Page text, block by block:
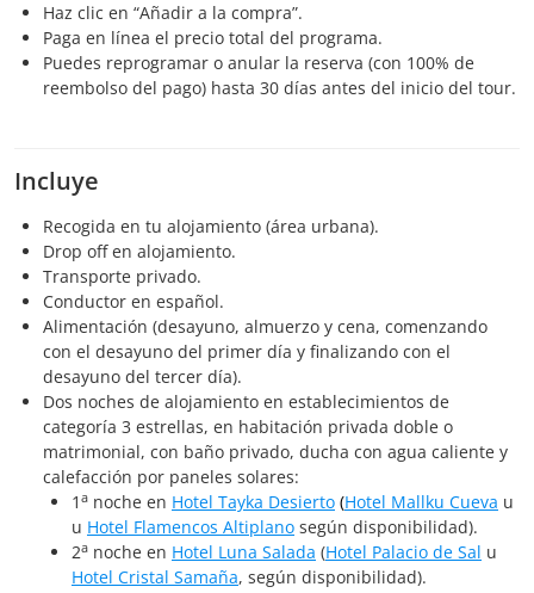
Haz clic en “Añadir a la compra”.
Paga en línea el precio total del programa.
Puedes reprogramar o anular la reserva (con 100% de
reembolso del pago) hasta 30 días antes del inicio del tour.
Incluye
Recogida en tu alojamiento (área urbana).
Drop off en alojamiento.
Transporte privado.
Conductor en español.
Alimentación (desayuno, almuerzo y cena, comenzando
con el desayuno del primer día y finalizando con el
desayuno del tercer día).
Dos noches de alojamiento en establecimientos de
categoría 3 estrellas, en habitación privada doble o
matrimonial, con baño privado, ducha con agua caliente y
calefacción por paneles solares:
1 a noche en Hotel Tayka Desierto (Hotel Mallku Cueva u
u Hotel Flamencos Altiplano según disponibilidad).
2a noche en Hotel Luna Salada (Hotel Palacio de Sal u
Hotel Cristal Samaña, según disponibilidad).